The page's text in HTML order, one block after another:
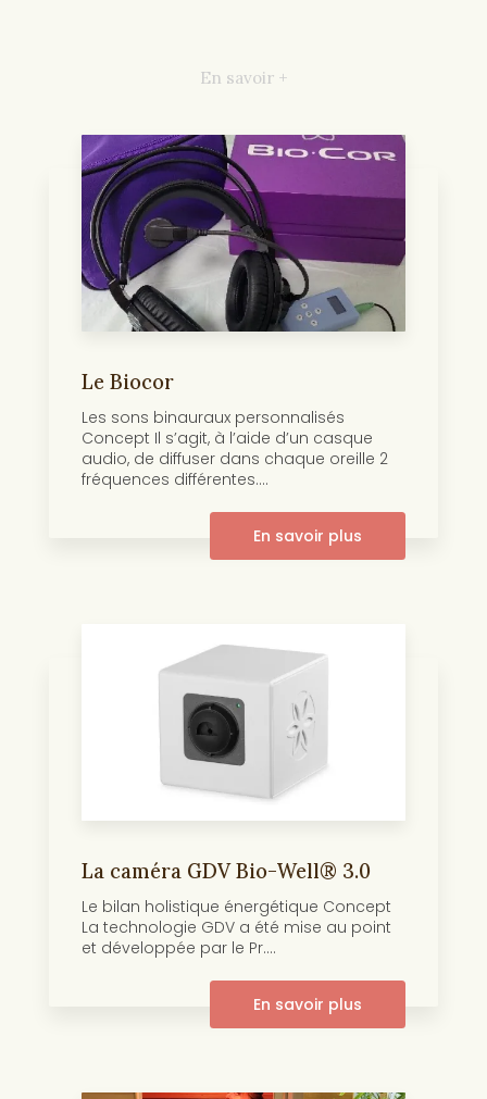
En savoir +
Le Biocor
Les sons binauraux personnalisés
Concept Il s’agit, à l’aide d’un casque
audio, de diffuser dans chaque oreille 2
fréquences différentes....
En savoir plus
La caméra GDV Bio-Well® 3.0
Le bilan holistique énergétique Concept
La technologie GDV a été mise au point
et développée par le Pr....
En savoir plus